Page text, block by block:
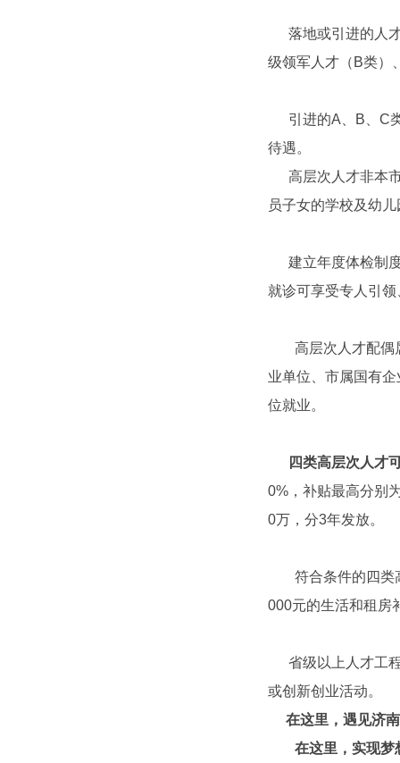
落地或引进的人
级领军人才（ B类）
引进的A B C
待遇。
高层次人才非本
员子女的学校及幼
建立年度体检制
就诊可享受专人引
高层次人才配偶
业单位、市属国有
位就业。
四类高层次人才
0% ，补贴最高分别
0万，分3年发放。
符合条件的四类
000元的生活和租房
省级以上人才工
或创新创业活动。
在这里，遇见济南
在这里，实现梦